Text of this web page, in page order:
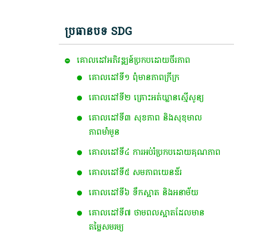
ប្រធានបទ SDG
គោលដៅ​អភិវឌ្ឍន៍​ប្រកបដោយ​ចីរភាព
គោលដៅ​ទី​១​ ពុំ​មាន​ភាព​ក្រីក្រ
គោលដៅទី២ គ្រោះអត់ឃ្លានស្មើសូន្យ
គោលដៅទី៣ សុខភាព និងសុខុមាល
ភាពមាំមួន
គោលដៅទី៤ ការអប់រំប្រកបដោយគុណភាព
គោលដៅទី៥ សមភាពយេនឌ័រ
គោលដៅទី៦ ទឹកស្អាត និងអនាម័យ
គោលដៅទី៧ ថាមពលស្អាត​ដែលមាន
តម្លៃសមរម្យ